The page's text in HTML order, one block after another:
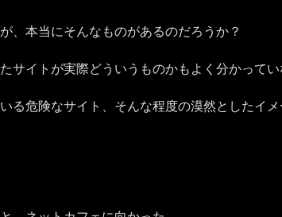
、本当にそんなものがあるのだろうか？
サイトが実際どういうものかもよく分かってい
る危険なサイト、そんな程度の漠然としたイメ